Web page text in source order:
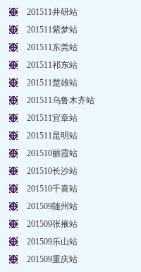
201511井研站
201511紫梦站
201511东莞站
201511祁东站
201511楚雄站
201511乌鲁木齐站
201511宜章站
201511昆明站
201510丽霞站
201510长沙站
201510千喜站
201509随州站
201509张掖站
201509乐山站
201509重庆站